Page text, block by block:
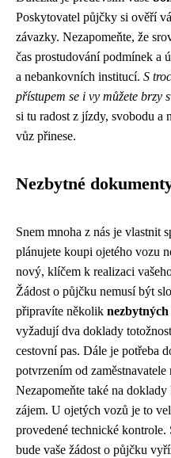
Poskytovatel půjčky si ověří
závazky. Nezapomeňte, že
čas prostudování podmínek a
a nebankovních institucí. S
přístupem se i vy můžete brzy
si tu radost z jízdy, svobodu a
vůz přinese.
Nezbytné
Snem mnoha z nás je vlastnit
plánujete koupi ojetého vozu
nový, klíčem k realizaci
Žádost o půjčku nemusí být
připravíte několik
vyžadují dva doklady
cestovní pas. Dále je potřeba
potvrzením od
Nezapomeňte také na
zájem. U ojetých vozů je to
provedené technické
bude vaše žádost o půjčku